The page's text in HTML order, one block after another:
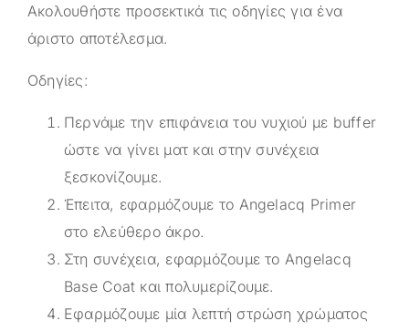
Ακολουθήστε προσεκτικά τις οδηγίες για ένα
άριστο αποτέλεσμα.
Οδηγίες:
Περνάμε την επιφάνεια του νυχιού με buffer
ώστε να γίνει ματ και στην συνέχεια
ξεσκονίζουμε.
Έπειτα, εφαρμόζουμε το Angelacq Primer
στο ελεύθερο άκρο.
Στη συνέχεια, εφαρμόζουμε το Angelacq
Base Coat και πολυμερίζουμε.
Εφαρμόζουμε μία λεπτή στρώση χρώματος